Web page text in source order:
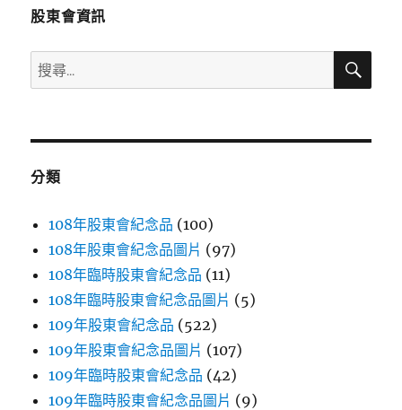
股東會資訊
搜
尋
鍵
搜
分類
108年股東會紀念品 (100)
108年股東會紀念品圖片 (97)
108年臨時股東會紀念品 (11)
108年臨時股東會紀念品圖片 (5)
109年股東會紀念品 (522)
109年股東會紀念品圖片 (107)
109年臨時股東會紀念品 (42)
109年臨時股東會紀念品圖片 (9)